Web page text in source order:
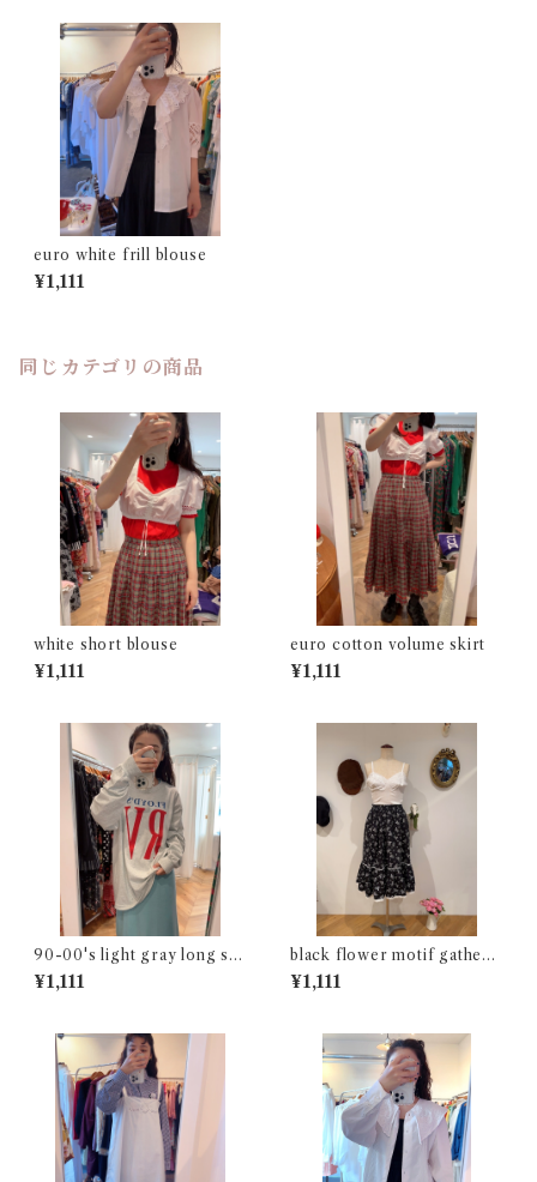
euro white frill blouse
¥1,111
同じカテゴリの商品
white short blouse
¥1,111
euro cotton volume skirt
¥1,111
90-00's light gray long sle
eve t-shirt
¥1,111
black flower motif gathere
d skirt
¥1,111